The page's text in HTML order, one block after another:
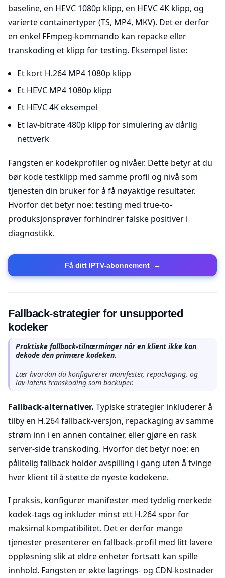
baseline, en HEVC 1080p klipp, en HEVC 4K klipp, og
varierte containertyper (TS, MP4, MKV). Det er derfor
en enkel FFmpeg-kommando kan repacke eller
transkoding et klipp for testing. Eksempel liste:
Et kort H.264 MP4 1080p klipp
Et HEVC MP4 1080p klipp
Et HEVC 4K eksempel
Et lav-bitrate 480p klipp for simulering av dårlig
nettverk
Fangsten er kodekprofiler og nivåer. Dette betyr at du
bør kode testklipp med samme profil og nivå som
tjenesten din bruker for å få nøyaktige resultater.
Hvorfor det betyr noe: testing med true-to-
produksjonsprøver forhindrer falske positiver i
diagnostikk.
Få ditt IPTV-abonnement →
Fallback-strategier for unsupported
kodeker
Praktiske fallback-tilnærminger når en klient ikke kan
dekode den primære kodeken.
Lær hvordan du konfigurerer manifester, repackaging, og
lav-latens transkoding som backuper.
Fallback-alternativer. Typiske strategier inkluderer å
tilby en H.264 fallback-versjon, repackaging av samme
strøm inn i en annen container, eller gjøre en rask
server-side transkoding. Hvorfor det betyr noe: en
pålitelig fallback holder avspilling i gang uten å tvinge
hver klient til å støtte de nyeste kodekene.
I praksis, konfigurer manifester med tydelig merkede
kodek-tags og inkluder minst ett H.264 spor for
maksimal kompatibilitet. Det er derfor mange
tjenester presenterer en fallback-profil med litt lavere
oppløsning slik at eldre enheter fortsatt kan spille
innhold. Fangsten er økte lagrings- og CDN-kostnader